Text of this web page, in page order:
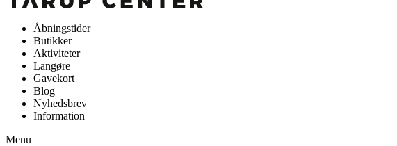
Åbningstider
Butikker
Aktiviteter
Langøre
Gavekort
Blog
Nyhedsbrev
Information
Menu